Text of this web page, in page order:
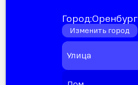
Город:Оренбург
Изменить город